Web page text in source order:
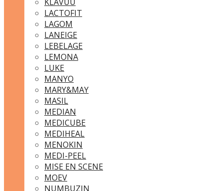
LACTOFIT
LAGOM
LANEIGE
LEBELAGE
LEMONA
LUKE
MANYO
MARY&MAY
MASIL
MEDIAN
MEDICUBE
MEDIHEAL
MENOKIN
MEDI-PEEL
MISE EN SCENE
MOEV
NUMBUZIN